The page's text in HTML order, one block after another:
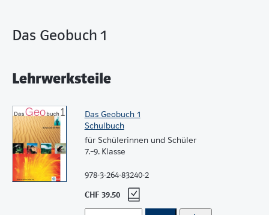
Das Geobuch 1
Lehrwerksteile
Das Geobuch 1
Schulbuch
für Schülerinnen und Schüler
7.–9. Klasse
978-3-264-83240-2
CHF 39.50